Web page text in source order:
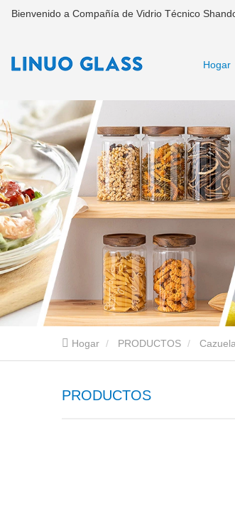
Bienvenido a Compañía de Vidrio Técnico
Hogar
Hogar PRODUCTOS
PRODUCTOS